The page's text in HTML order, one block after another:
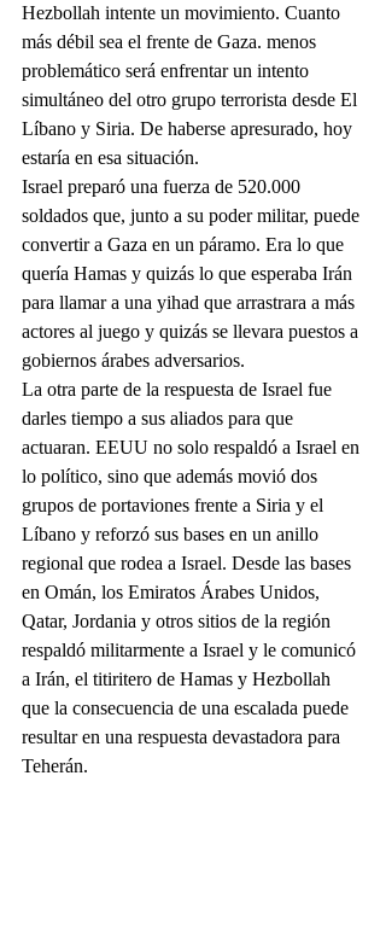
Hezbollah intente un movimiento. Cuanto
más débil sea el frente de Gaza. menos
problemático será enfrentar un intento
simultáneo del otro grupo terrorista desde El
Líbano y Siria. De haberse apresurado, hoy
estaría en esa situación.
Israel preparó una fuerza de 520.000
soldados que, junto a su poder militar, puede
convertir a Gaza en un páramo. Era lo que
quería Hamas y quizás lo que esperaba Irán
para llamar a una yihad que arrastrara a más
actores al juego y quizás se llevara puestos a
gobiernos árabes adversarios.
La otra parte de la respuesta de Israel fue
darles tiempo a sus aliados para que
actuaran. EEUU no solo respaldó a Israel en
lo político, sino que además movió dos
grupos de portaviones frente a Siria y el
Líbano y reforzó sus bases en un anillo
regional que rodea a Israel. Desde las bases
en Omán, los Emiratos Árabes Unidos,
Qatar, Jordania y otros sitios de la región
respaldó militarmente a Israel y le comunicó
a Irán, el titiritero de Hamas y Hezbollah
que la consecuencia de una escalada puede
resultar en una respuesta devastadora para
Teherán.